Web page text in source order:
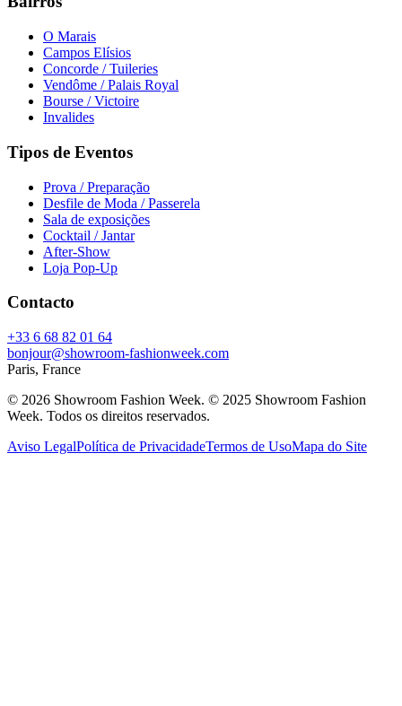
O Marais
Campos Elísios
Concorde / Tuileries
Vendôme / Palais Royal
Bourse / Victoire
Invalides
Tipos de Eventos
Prova / Preparação
Desfile de Moda / Passerela
Sala de exposições
Cocktail / Jantar
After-Show
Loja Pop-Up
Contacto
+33 6 68 82 01 64
bonjour@showroom-fashionweek.com
Paris, France
© 2026 Showroom Fashion Week. © 2025 Showroom Fashion
Week. Todos os direitos reservados.
Aviso LegalPolítica de PrivacidadeTermos de UsoMapa do Site